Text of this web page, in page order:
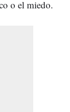
o el miedo.